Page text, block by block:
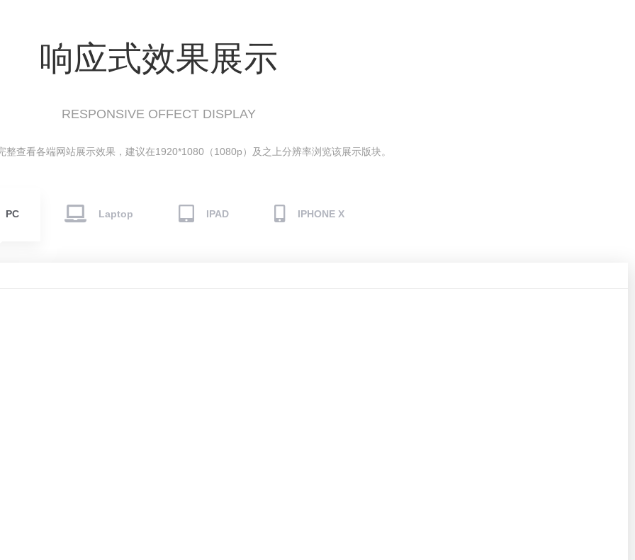
响应式效果展示
RESPONSIVE OFFECT DISPLAY
整查看各端网站展示效果，建议在1920*1080（1080p）及之上分辨率浏览该展示版块。
PC Laptop IPAD IPHONE X